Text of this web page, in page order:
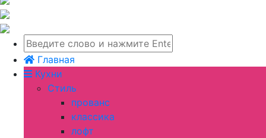
Главная
Кухни
Стиль
прованс
классика
лофт